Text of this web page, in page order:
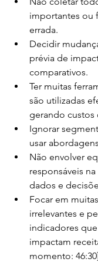
importantes ou
errada.
Decidir
prévia de
comparativos.
Ter muitas
são utilizadas
gerando custos
Ignorar
usar
Não envolver
responsáveis
dados e
Focar em
irrelevantes e
indicadores
impactam
momento: 46:30]